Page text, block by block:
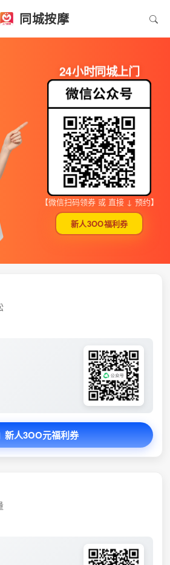
同城按摩
24小时同城上门
【微信扫码领券 或 直接 ↓ 预约】
新人3OO福利券
新人3OO元福利券